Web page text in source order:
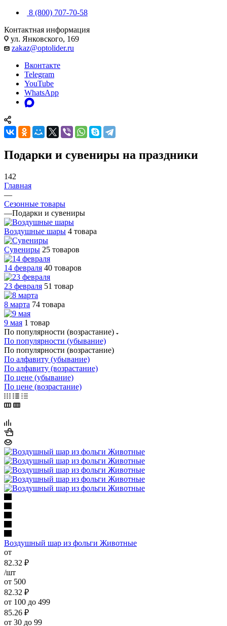
8 (800) 707-70-58
Контактная информация
ул. Янковского, 169
zakaz@optolider.ru
Вконтакте
Telegram
YouTube
WhatsApp
Подарки и сувениры на праздники
142
Главная
—
Сезонные товары
—Подарки и сувениры
Воздушные шары 4 товара
Сувениры 25 товаров
14 февраля 40 товаров
23 февраля 51 товар
8 марта 74 товара
9 мая 1 товар
По популярности (возрастание)
По популярности (убывание)
По популярности (возрастание)
По алфавиту (убывание)
По алфавиту (возрастание)
По цене (убывание)
По цене (возрастание)
Воздушный шар из фольги Животные
от
82.32 ₽
/шт
от 500
82.32 ₽
от 100 до 499
85.26 ₽
от 30 до 99